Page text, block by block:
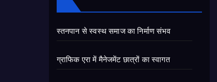
स्तनपान से स्वस्थ समाज का निर्माण संभव
ग्राफिक एरा में मैनेजमेंट छात्रों का स्वागत